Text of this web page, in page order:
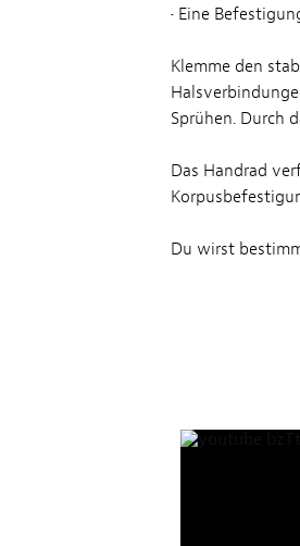
• Eine
Klemme den
Sprühen. Durch
Das Handrad
Du wirst